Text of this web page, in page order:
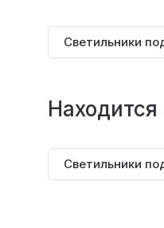
Светильники
Находится
Светильники